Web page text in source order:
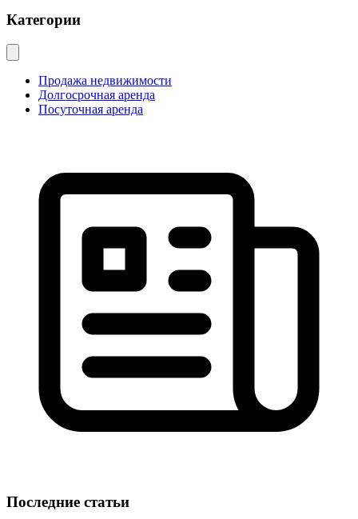
Категории
Продажа недвижимости
Долгосрочная аренда
Посуточная аренда
Последние статьи